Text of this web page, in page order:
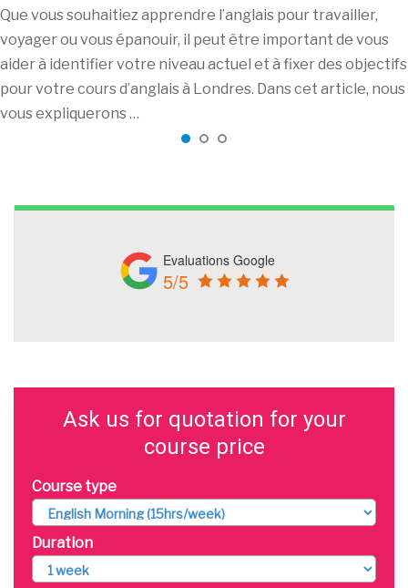
Que vous souhaitiez apprendre l’anglais pour travailler,
voyager ou vous épanouir, il peut être important de vous
aider à identifier votre niveau actuel et à fixer des objectifs
pour votre cours d’anglais à Londres. Dans cet article, nous
vous expliquerons …
Evaluations Google
5/5
Ask us for quotation for your
course price
Course type
Duration